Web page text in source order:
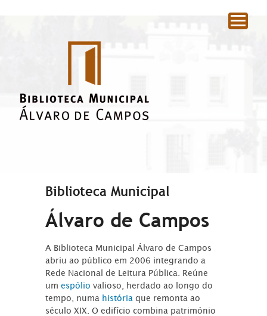
Biblioteca Municipal
Álvaro de Campos
A Biblioteca Municipal Álvaro de Campos
abriu ao público em 2006 integrando a
Rede Nacional de Leitura Pública. Reúne
umespóliovalioso, herdado ao longo do
tempo, numa história que remonta ao
século XIX. O edifício combina património